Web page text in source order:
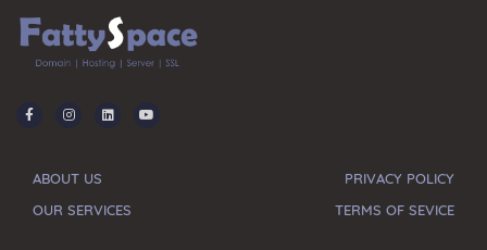
ABOUT US
OUR SERVICES
PRIVACY POLICY
TERMS OF SEVICE